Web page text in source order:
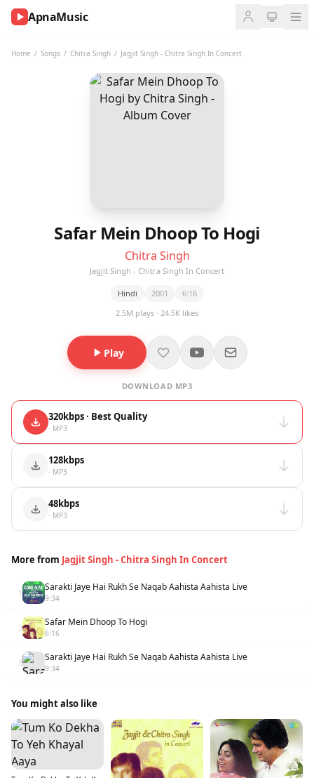
ApnaMusic
Home / Songs / Chitra Singh / Jagjit Singh - Chitra Singh In Concert
Safar Mein Dhoop To Hogi
Chitra Singh
Jagjit Singh - Chitra Singh In Concert
Hindi 2001
6:16
2.5M plays · 24.5K likes
Play
DOWNLOAD MP3
320kbps · Best Quality
· MP3
128kbps
· MP3
48kbps
· MP3
More from Jagjit Singh - Chitra Singh In Concert
1 Sarakti Jaye Hai Rukh Se Naqab Aahista Aahista Live
9:34
2 Safar Mein Dhoop To Hogi
6:16
3 Sarakti Jaye Hai Rukh Se Naqab Aahista Aahista Live
9:34
You might also like
NOW